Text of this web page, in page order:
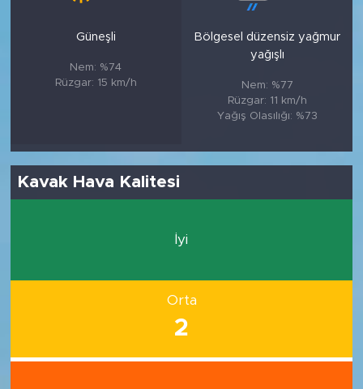
Güneşli
Nem: %74
Rüzgar: 15 km/h
Bölgesel düzensiz yağmur
yağışlı
Nem: %77
Rüzgar: 11 km/h
Yağış Olasılığı: %73
Kavak Hava Kalitesi
İyi
Orta
2